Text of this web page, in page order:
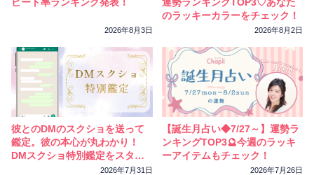
2026年8月3日
のラッキーカラーをチェック！
2026年8月2日
彼とのDMのスクショを送って
鑑定。彼の本心が丸わかり！
DMスクショ特別鑑定をスター
2026年7月31日
【誕生月占い◆7/27～】運勢ラ
ンキングTOP3🔮今週のラッキ
ーアイテムもチェック！
2026年7月26日